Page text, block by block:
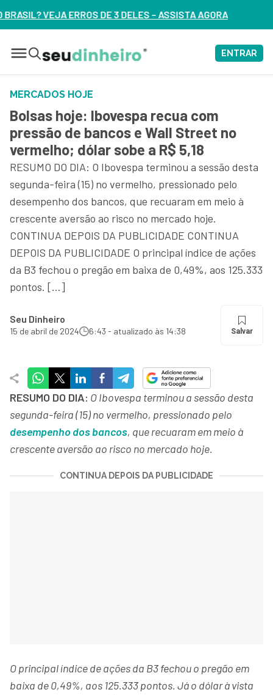
ERROS DE 3 DELES – ASSISTA AGORA
ENTRAR
MERCADOS HOJE
Bolsas hoje: Ibovespa recua com
pressão de bancos e Wall Street no
vermelho; dólar sobe a R$ 5,18
RESUMO DO DIA: O Ibovespa terminou a sessão desta
segunda-feira (15) no vermelho, pressionado pelo
desempenho dos bancos, que recuaram em meio à
crescente aversão ao risco no mercado hoje.
CONTINUA DEPOIS DA PUBLICIDADE CONTINUA
DEPOIS DA PUBLICIDADE O principal índice de ações
da B3 fechou o pregão em baixa de 0,49%, aos 125.333
pontos. […]
Seu Dinheiro
15 de abril de 2024 6:43 - atualizado às 14:38 Salvar
RESUMO DO DIA: O Ibovespa terminou a sessão desta
segunda-feira (15) no vermelho, pressionado pelo
desempenho dos bancos, que recuaram em meio à
crescente aversão ao risco no mercado hoje.
CONTINUA DEPOIS DA PUBLICIDADE
O principal índice de ações da B3 fechou o pregão em
baixa de 0,49%, aos 125.333 pontos. Já o dólar à vista